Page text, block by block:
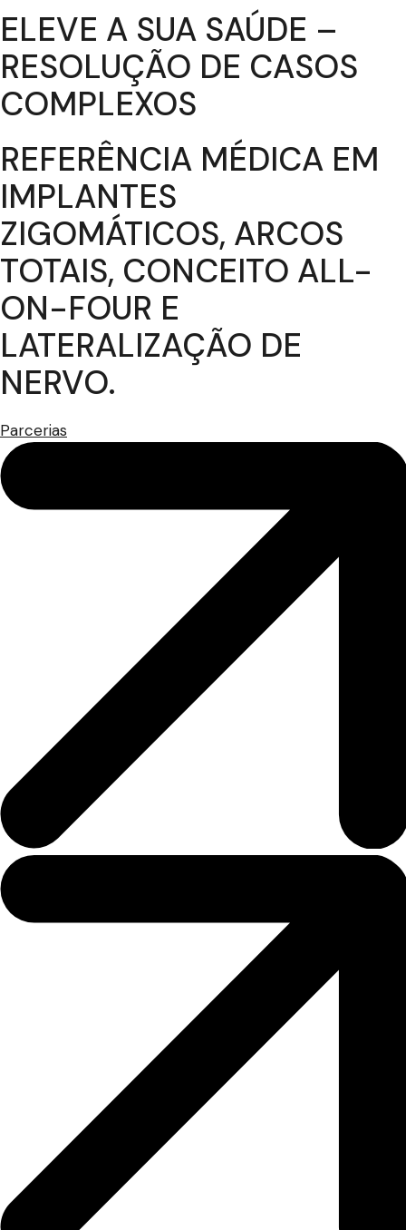
ELEVE A SUA SAÚDE –
RESOLUÇÃO DE CASOS
COMPLEXOS
REFERÊNCIA MÉDICA EM
IMPLANTES
ZIGOMÁTICOS, ARCOS
TOTAIS, CONCEITO ALL-
ON-FOUR E
LATERALIZAÇÃO DE
NERVO.
Parcerias